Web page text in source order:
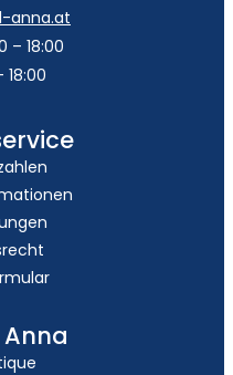
anna.at
– 18:00
18:00